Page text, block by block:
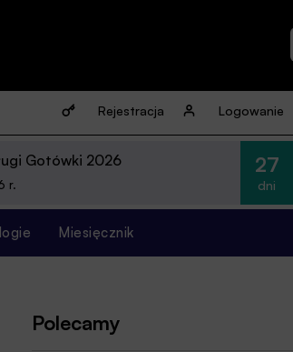
Rejestracja Logowanie
Gotówki 2026
r.
27
dni
Miesięcznik
Polecamy